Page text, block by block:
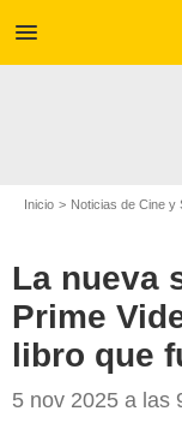
menu
Inicio Noticias de Cine y
La nueva
Prime
libro que
5 nov 2025 a las